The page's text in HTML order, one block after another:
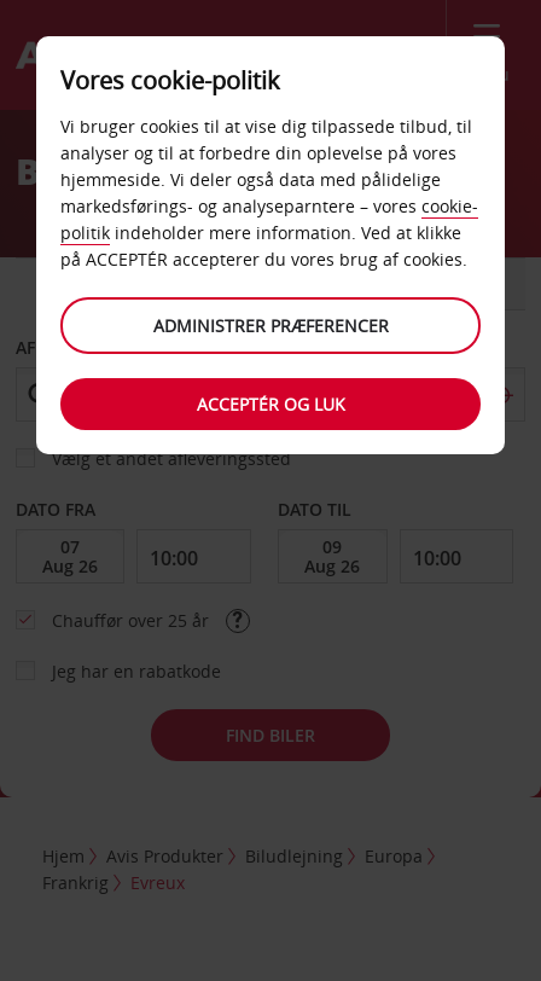
Menu
Welcome
AvisBilleje Evreux
AFHENT FRA
Vælg et andet afleveringssted
DATO FRA DATO TIL
Chauffør over 25 år
Jeg har en rabatkode
FIND BILER
Hjem Avis Produkter Biludlejning
Europa
Frankrig
Evreux
Vores cookie-politik
Vi bruger cookies til at vise dig tilpassede tilbud, til
analyser og til at forbedre din oplevelse på vores
hjemmeside. Vi deler også data med pålidelige
markedsførings- og analyseparntere – vores cookie-
politik indeholder mere information. Ved at klikke
på ACCEPTÉR accepterer du vores brug af cookies.
ADMINISTRER PRÆFERENCER
ACCEPTÉR OG LUK